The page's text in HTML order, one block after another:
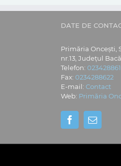
DATE DE
Primăria Oncești,
nr.13, Județul
Telefon:
Fax: 0234288622
E-mail: Contact
Web: Primăria